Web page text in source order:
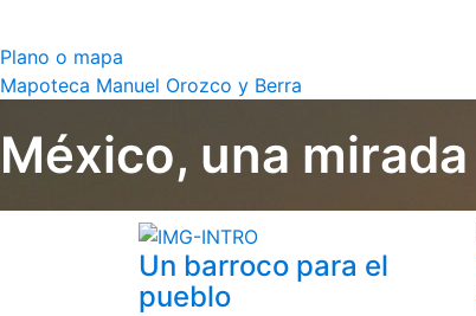
Plano o mapa
Mapoteca Manuel Orozco y Berra
México, una mirada
Un barroco para el
pueblo